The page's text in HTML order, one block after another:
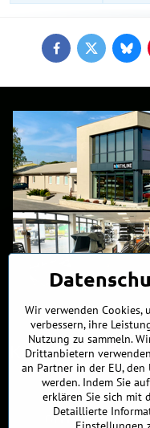
FacebookTwitter
Kontakte
+421 902 255 255
ÖFFNUNGSZEITEN
Wir verwenden Cookies,
verbessern, ihre
Nutzung zu sammeln.
Drittanbietern
an Partner in der EU,
werden. Indem Sie
erklären Sie sich mit
Detaillierte